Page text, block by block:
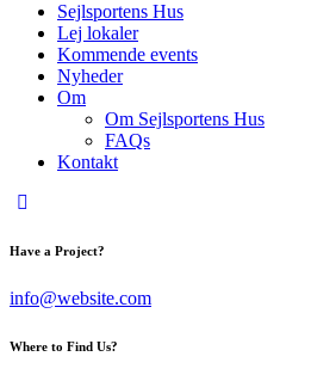
Sejlsportens Hus
Lej lokaler
Kommende events
Nyheder
Om
Om Sejlsportens Hus
FAQs
Kontakt
Have a Project?
info@website.com
Where to Find Us?